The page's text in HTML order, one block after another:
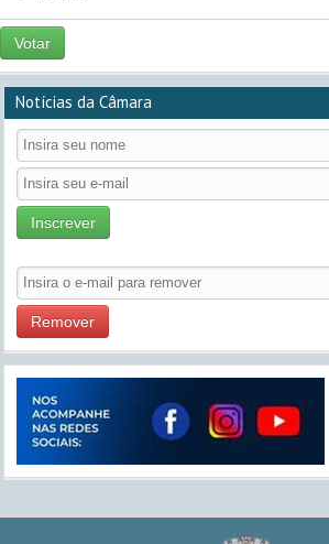
Votar
Notícias da Câmara
Inscrever
Remover